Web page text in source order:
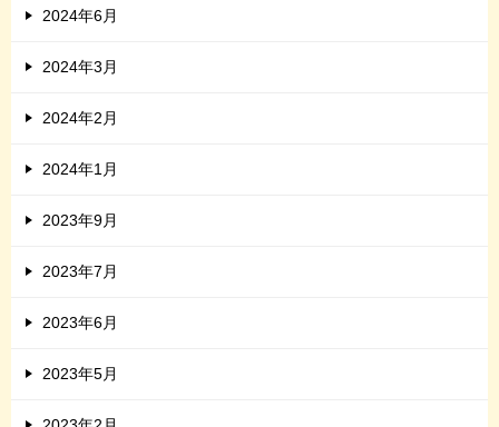
2024年6月
2024年3月
2024年2月
2024年1月
2023年9月
2023年7月
2023年6月
2023年5月